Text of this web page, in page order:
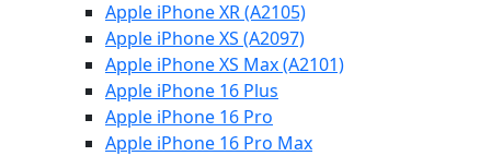
Apple iPhone XR (A2105)
Apple iPhone XS (A2097)
Apple iPhone XS Max (A2101)
Apple iPhone 16 Plus
Apple iPhone 16 Pro
Apple iPhone 16 Pro Max